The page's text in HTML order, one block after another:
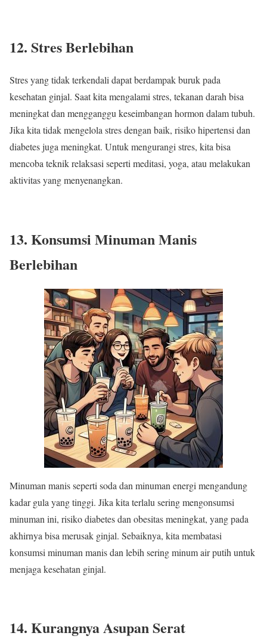
12. Stres Berlebihan
Stres yang tidak terkendali dapat berdampak buruk pada
kesehatan ginjal. Saat kita mengalami stres, tekanan darah bisa
meningkat dan mengganggu keseimbangan hormon dalam tubuh.
Jika kita tidak mengelola stres dengan baik, risiko hipertensi dan
diabetes juga meningkat. Untuk mengurangi stres, kita bisa
mencoba teknik relaksasi seperti meditasi, yoga, atau melakukan
aktivitas yang menyenangkan.
13. Konsumsi Minuman Manis
Berlebihan
Minuman manis seperti soda dan minuman energi mengandung
kadar gula yang tinggi. Jika kita terlalu sering mengonsumsi
minuman ini, risiko diabetes dan obesitas meningkat, yang pada
akhirnya bisa merusak ginjal. Sebaiknya, kita membatasi
konsumsi minuman manis dan lebih sering minum air putih untuk
menjaga kesehatan ginjal.
14. Kurangnya Asupan Serat